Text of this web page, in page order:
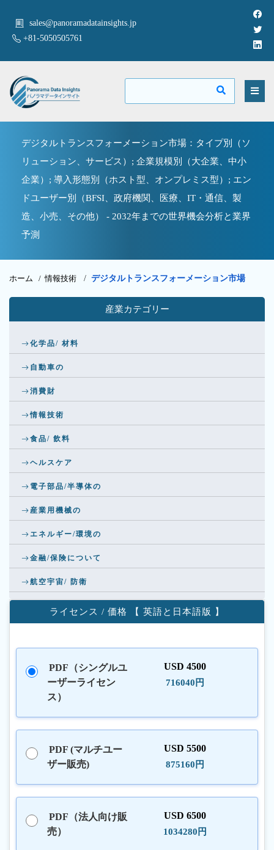
sales@panoramadatainsights.jp
+81-5050505761
デジタルトランスフォーメーション市場：タイプ別（ソ
リューション、サービス）; 企業規模別（大企業、中小
企業）; 導入形態別（ホスト型、オンプレミス型）; エン
ドユーザー別（BFSI、政府機関、医療、IT・通信、製
造、小売、その他） - 2032年までの世界機会分析と業界
予測
ホーム /情報技術 / デジタルトランスフォーメーション市場
産業カテゴリー
化学品/ 材料
自動車の
消費財
情報技術
食品/ 飲料
ヘルスケア
電子部品/半導体の
産業用機械の
エネルギー/環境の
金融/保険について
航空宇宙/ 防衛
ライセンス / 価格 【 英語と日本語版 】
PDF（シングルユ
ーザーライセン
ス）
USD 4500
716040円
PDF (マルチユー
ザー販売)
USD 5500
875160円
PDF（法人向け販
売）
USD 6500
1034280円